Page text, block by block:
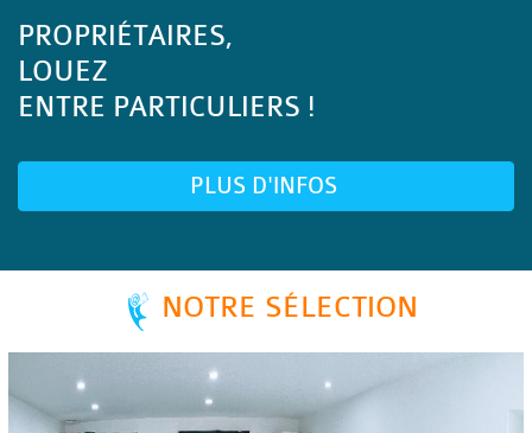
PROPRIÉTAIRES,
LOUEZ
ENTRE PARTICULIERS !
PLUS D'INFOS
NOTRE SÉLECTION